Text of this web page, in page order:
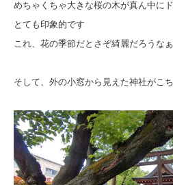
めちゃくちゃ大きな桜の木が真ん中に
とても印象的です
これ、花の季節だとさぞ綺麗だろうな
そして、外の小窓から見えた神社がこ